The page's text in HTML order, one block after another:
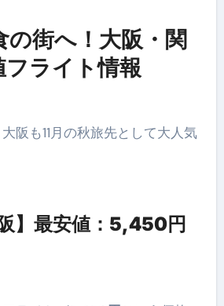
の街へ！大阪・関
ライト情報
阪も11月の秋旅先として大人気
】最安値：5,450円